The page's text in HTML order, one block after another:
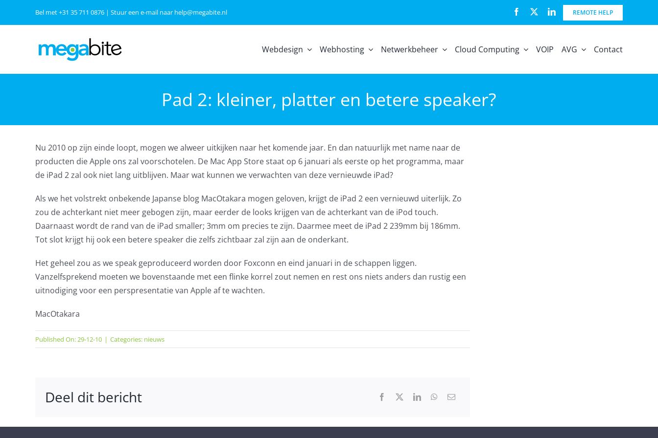
Bel met+31 35 711 0876| Stuur een e-mail naar help@megabite.nl REMOTE HELP
Webdesign Webhosting Netwerkbeheer Cloud Computing VOIP AVG Contact
Pad 2: kleiner, platter en betere speaker?
Nu 2010 op zijn einde loopt, mogen we alweer uitkijken naar het komende jaar. En dan natuurlijk met name naar de
producten die Apple ons zal voorschotelen. De Mac App Store staat op 6 januari als eerste op het programma, maar
de iPad 2 zal ook niet lang uitblijven. Maar wat kunnen we verwachten van deze vernieuwde iPad?
Als we het volstrekt onbekende Japanse blog MacOtakara mogen geloven, krijgt de iPad 2 een vernieuwd uiterlijk. Zo
zou de achterkant niet meer gebogen zijn, maar eerder de looks krijgen van de achterkant van de iPod touch.
Daarnaast wordt de rand van de iPad smaller; 3mm om precies te zijn. Daarmee meet de iPad 2 239mm bij 186mm.
Tot slot krijgt hij ook een betere speaker die zelfs zichtbaar zal zijn aan de onderkant.
Het geheel zou as we speak geproduceerd worden door Foxconn en eind januari in de schappen liggen.
Vanzelfsprekend moeten we bovenstaande met een flinke korrel zout nemen en rest ons niets anders dan rustig een
uitnodiging voor een perspresentatie van Apple af te wachten.
MacOtakara
Published On: 29-12-10 | Categories: nieuws
Deel dit bericht